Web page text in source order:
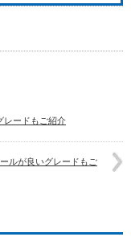
レードもご紹介
ルが良いグレードもご